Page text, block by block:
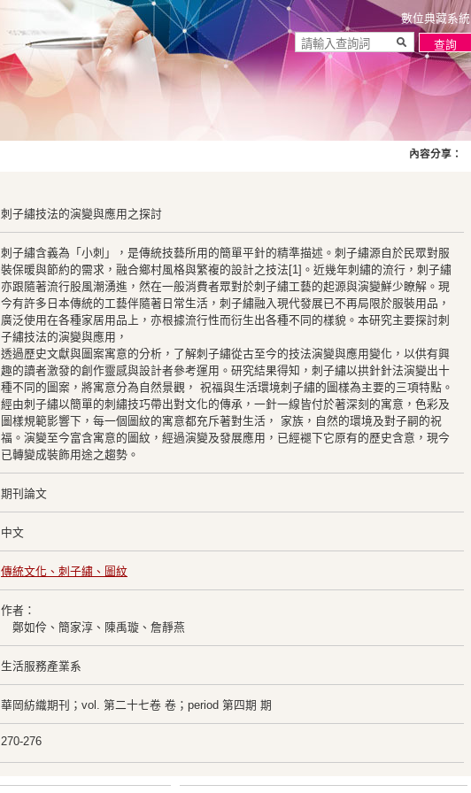
數位典藏系統
刺子繡技法的演變與應用之探討
刺子繡含義為「小刺」，是傳統技藝所用的簡單平針的精準描述。刺子繡源自於民眾對服
裝保暖與節約的需求，融合鄉村風格與繁複的設計之技法[1]。近幾年刺繡的流行，刺子繡
亦跟隨著流行股風潮湧進，然在一般消費者眾對於刺子繡工藝的起源與演變鮮少瞭解。現
今有許多日本傳統的工藝伴隨著日常生活，刺子繡融入現代發展已不再局限於服裝用品，
廣泛使用在各種家居用品上，亦根據流行性而衍生出各種不同的樣貌。本研究主要探討刺
子繡技法的演變與應用，
透過歷史文獻與圖案寓意的分析，了解刺子繡從古至今的技法演變與應用變化，以供有興
趣的讀者激發的創作靈感與設計者參考運用。研究結果得知，刺子繡以拱針針法演變出十
種不同的圖案，將寓意分為自然景觀， 祝福與生活環境刺子繡的圖樣為主要的三項特點。
經由刺子繡以簡單的刺繡技巧帶出對文化的傳承，一針一線皆付於著深刻的寓意，色彩及
圖樣規範影響下，每一個圖紋的寓意都充斥著對生活， 家族，自然的環境及對子嗣的祝
福。演變至今富含寓意的圖紋，經過演變及發展應用，已經褪下它原有的歷史含意，現今
已轉變成裝飾用途之趨勢。
期刊論文
中文
傳統文化、刺子繡、圖紋
作者：
鄭如伶、簡家淳、陳禹璇、詹靜燕
生活服務產業系
華岡紡織期刊；vol. 第二十七卷 卷；period 第四期 期
270-276
內容分享：